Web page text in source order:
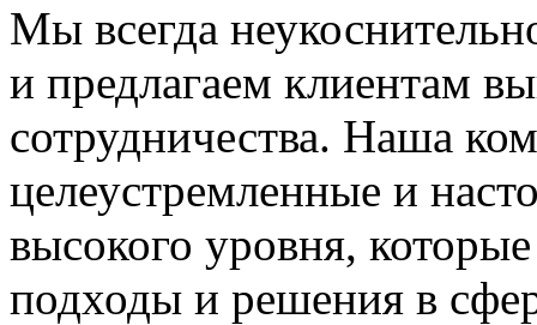
Мы всегда
и предлагаем клиентам
сотрудничества. Наша
целеустремленные и
высокого уровня,
подходы и решения в